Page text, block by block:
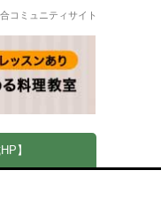
コミュニティサイト
】